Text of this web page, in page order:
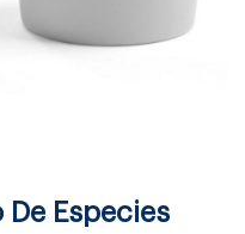
Especies